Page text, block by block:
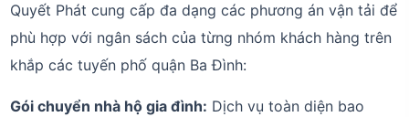
Quyết Phát cung cấp đa dạng các phương án vận tải để
phù hợp với ngân sách của từng nhóm khách hàng trên
khắp các tuyến phố quận Ba Đình:
Gói chuyển nhà hộ gia đình: Dịch vụ toàn diện bao